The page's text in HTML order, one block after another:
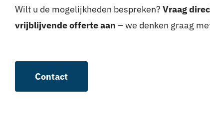
Wilt u de mogelijkheden bespreken? Vraag
vrijblijvende offerte aan – we denken graag
Contact